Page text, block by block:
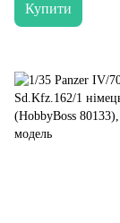
Купити